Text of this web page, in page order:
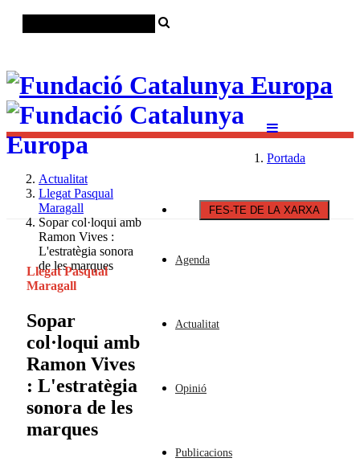
FES-TE DE LA XARXA
Agenda
Actualitat
Opinió
Publicacions
Portada
Actualitat
Llegat Pasqual
Maragall
Sopar col·loqui amb
Ramon Vives :
L'estratègia sonora
de les marques
Llegat Pasqual
Maragall
Sopar
col·loqui amb
Ramon Vives
: L'estratègia
sonora de les
marques